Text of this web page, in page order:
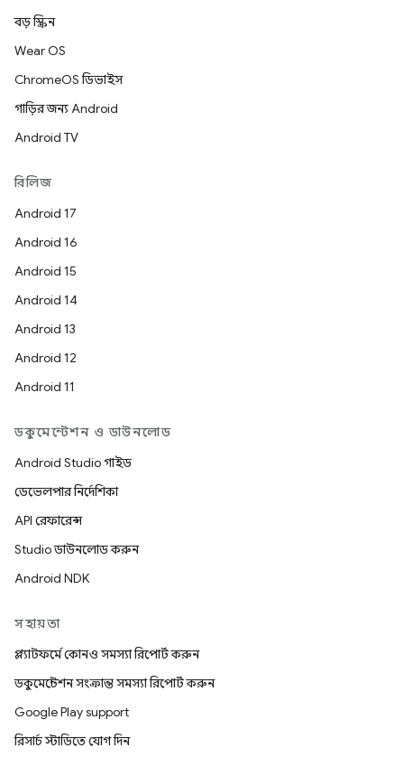
বড় স্ক্রিন
Wear OS
ChromeOS ডিভাইস
গাড়ির জন্য Android
Android TV
রিলিজ
Android 17
Android 16
Android 15
Android 14
Android 13
Android 12
Android 11
ডকুমেন্টেশন ও ডাউনলোড
Android Studio গাইড
ডেভেলপার নির্দেশিকা
API রেফারেন্স
Studio ডাউনলোড করুন
Android NDK
সহায়তা
প্ল্যাটফর্মে কোনও সমস্যা রিপোর্ট করুন
ডকুমেন্টেশন সংক্রান্ত সমস্যা রিপোর্ট করুন
Google Play support
রিসার্চ স্টাডিতে যোগ দিন